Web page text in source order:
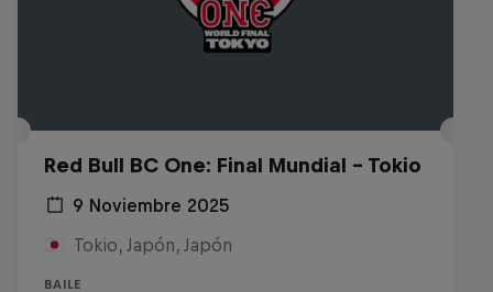
Red Bull BC One: Final Mundial - Tokio
9 Noviembre 2025
Tokio, Japón, Japón
BAILE